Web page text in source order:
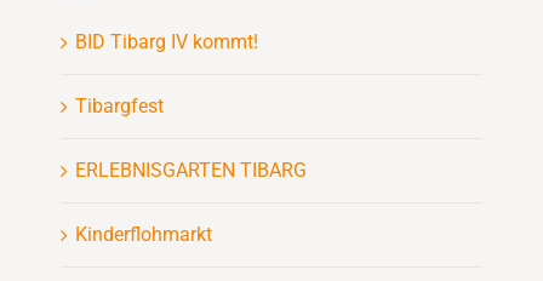
BID Tibarg IV kommt!
Tibargfest
ERLEBNISGARTEN TIBARG
Kinderflohmarkt